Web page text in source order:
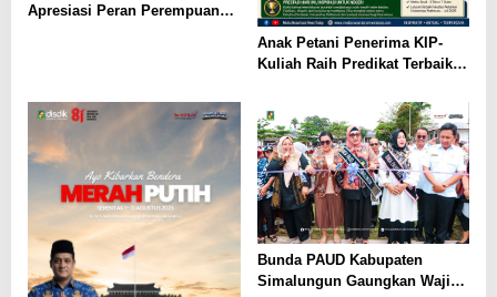
Apresiasi Peran Perempuan
Anak Petani Penerima KIP-
Kuliah Raih Predikat Terbaik
Universitas Pattimura
Bunda PAUD Kabupaten
Simalungun Gaungkan Wajib